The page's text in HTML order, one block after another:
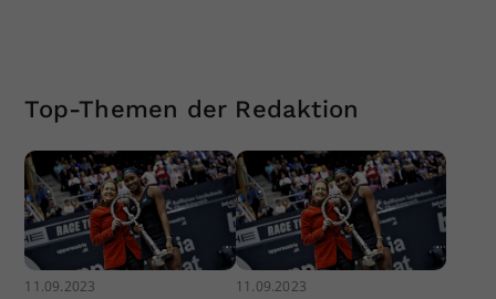
Top-Themen der Redaktion
11.09.2023 11.09.2023